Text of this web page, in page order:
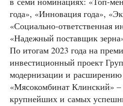
года», «Инновация года»,
«Социально-ответственная
«Надежный поставщик
По итогам 2023 года на
инвестиционный проект
модернизации и
«Мясокомбинат Клинский» –
крупнейших и самых